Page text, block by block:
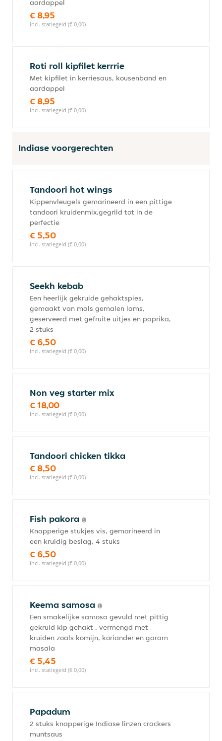
aardappel
€ 8,95
incl. statiegeld (€ 0,00)
Roti roll kipfilet kerrrie
Met kipfilet in kerriesaus, kousenband en
aardappel
€ 8,95
incl. statiegeld (€ 0,00)
Indiase voorgerechten
Tandoori hot wings
Kippenvleugels gemarineerd in een pittige
tandoori kruidenmix,gegrild tot in de
perfectie
€ 5,50
incl. statiegeld (€ 0,00)
Seekh kebab
Een heerlijk gekruide gehaktspies,
gemaakt van mals gemalen lams,
geserveerd met gefruite uitjes en paprika,
2 stuks
€ 6,50
incl. statiegeld (€ 0,00)
Non veg starter mix
€ 18,00
incl. statiegeld (€ 0,00)
Tandoori chicken tikka
€ 8,50
incl. statiegeld (€ 0,00)
Fish pakora
Knapperige stukjes vis, gemarineerd in
een kruidig beslag, 4 stuks
€ 6,50
incl. statiegeld (€ 0,00)
Keema samosa
Een smakelijke samosa gevuld met pittig
gekruid kip gehakt , vermengd met
kruiden zoals komijn, koriander en garam
masala
€ 5,45
incl. statiegeld (€ 0,00)
Papadum
2 stuks knapperige Indiase linzen crackers
muntsaus